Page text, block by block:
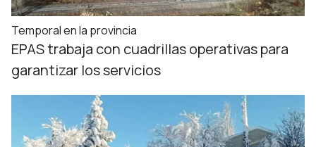
Temporal en la provincia
EPAS trabaja con cuadrillas operativas para
garantizar los servicios